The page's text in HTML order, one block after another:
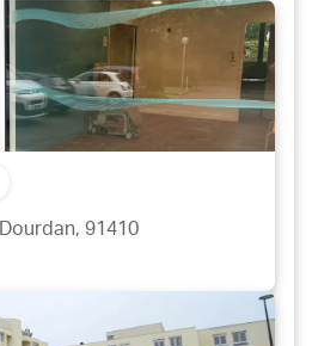
Dourdan, 91410